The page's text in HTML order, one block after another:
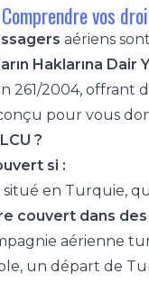
vos
aériens
Haklarına Dair
2004, offrant
pour vous
?
si :
en Turquie,
couvert dans des
aérienne
un départ de